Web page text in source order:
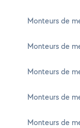
Monteurs de
Monteurs de
Monteurs de
Monteurs de
Monteurs de